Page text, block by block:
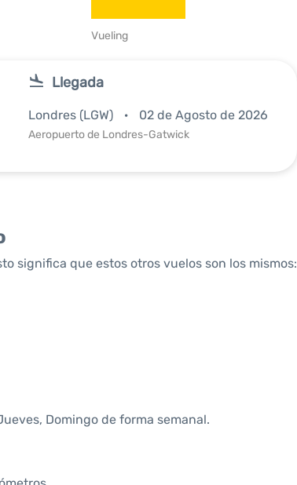
Vueling
Llegada
Londres (LGW) 02 de Agosto de 2026
Aeropuerto de Londres-Gatwick
significa que estos otros vuelos son los mismos:
Domingo de forma semanal.